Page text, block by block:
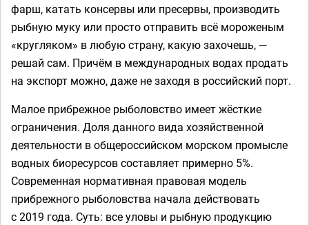
фарш, катать консервы или пресервы, производить
рыбную муку или просто отправить всё мороженым
«кругляком» в любую страну, какую захочешь, —
решай сам. Причём в международных водах продать
на экспорт можно, даже не заходя в российский порт.
Малое прибрежное рыболовство имеет жёсткие
ограничения. Доля данного вида хозяйственной
деятельности в общероссийском морском промысле
водных биоресурсов составляет примерно 5%.
Современная нормативная правовая модель
прибрежного рыболовства начала действовать
с 2019 года. Суть: все уловы и рыбную продукцию